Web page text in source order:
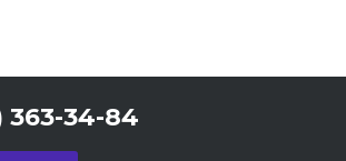
363-34-84